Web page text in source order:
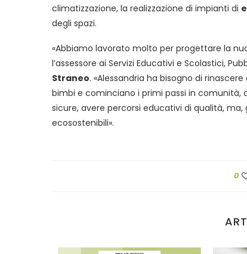
climatizzazione, la realizzazione di impianti di
degli spazi.
«Abbiamo lavorato molto per progettare la
l’assessore ai Servizi Educativi e Scolastici,
Straneo. «Alessandria ha bisogno di
bimbi e cominciano i primi passi in comunità,
sicure, avere percorsi educativi di qualità,
ecosostenibili».
0